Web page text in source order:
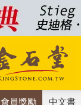
會員獎勵 中文書